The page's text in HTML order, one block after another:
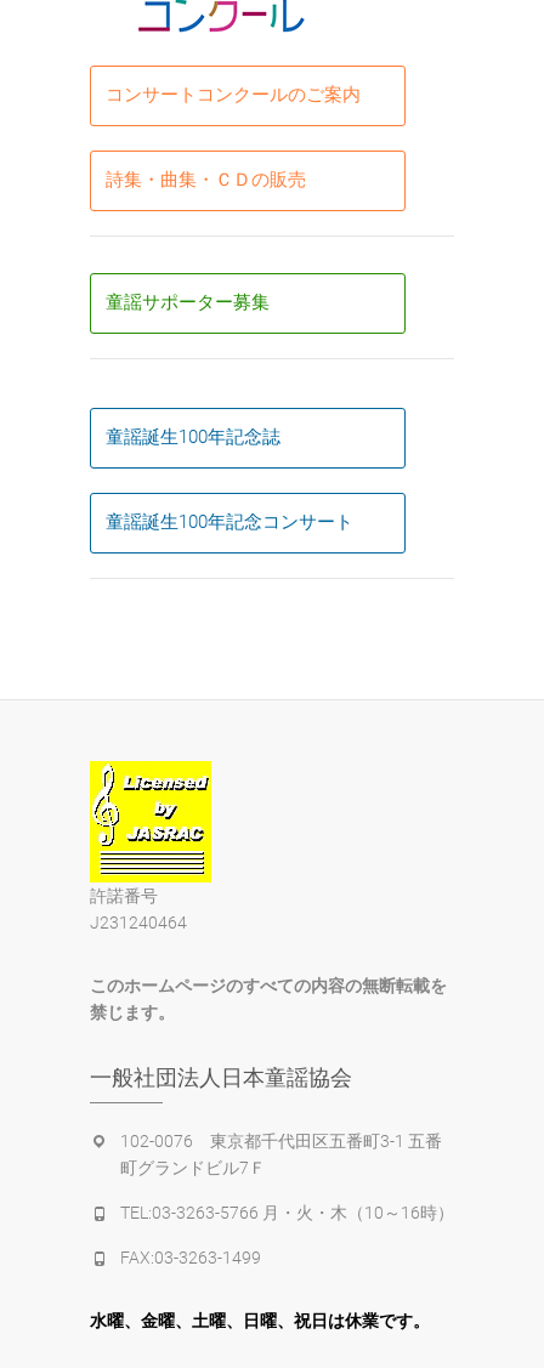
コンサートコンクールのご案内
詩集・曲集・ＣＤの販売
童謡サポーター募集
童謡誕生100年記念誌
童謡誕生100年記念コンサート
許諾番号
J231240464
このホームページのすべての内容の無断転載を
禁じます。
一般社団法人日本童謡協会
102-0076 東京都千代田区五番町3-1 五番
町グランドビル7Ｆ
TEL:03-3263-5766 月・火・木（10～16時）
FAX:03-3263-1499
水曜、金曜、土曜、日曜、祝日は休業です。